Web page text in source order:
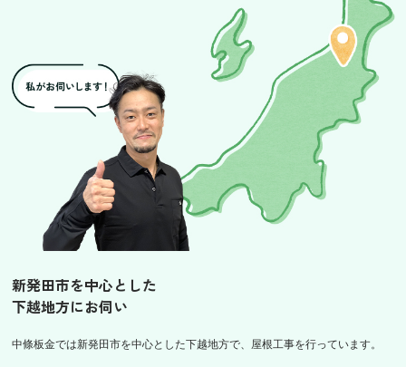
新発田市を中心とした
下越地方にお伺い
中條板金では新発田市を中心とした下越地方で、屋根工事を行っています。